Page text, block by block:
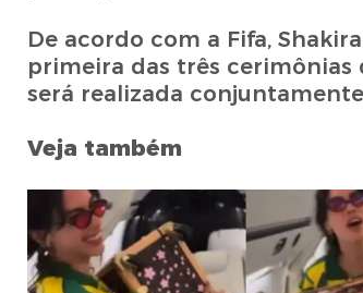
De acordo com a Fifa,
primeira das três cerimônias
será realizada
Veja também